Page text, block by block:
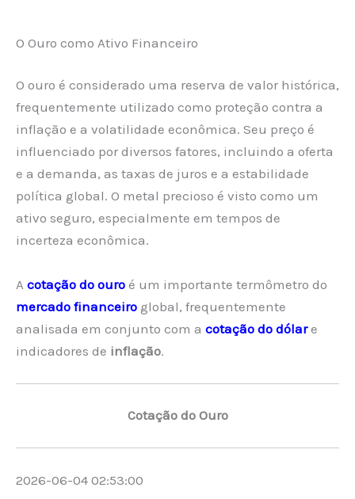
O Ouro como Ativo Financeiro
O ouro é considerado uma reserva de valor histórica,
frequentemente utilizado como proteção contra a
inflação e a volatilidade econômica. Seu preço é
influenciado por diversos fatores, incluindo a oferta
e a demanda, as taxas de juros e a estabilidade
política global. O metal precioso é visto como um
ativo seguro, especialmente em tempos de
incerteza econômica.
A cotação do ouro é um importante termômetro do
mercado financeiro global, frequentemente
analisada em conjunto com a cotação do dólare
indicadores de inflação.
Cotação do Ouro
2026-06-04 02:53:00